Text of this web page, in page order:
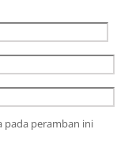
pada peramban ini